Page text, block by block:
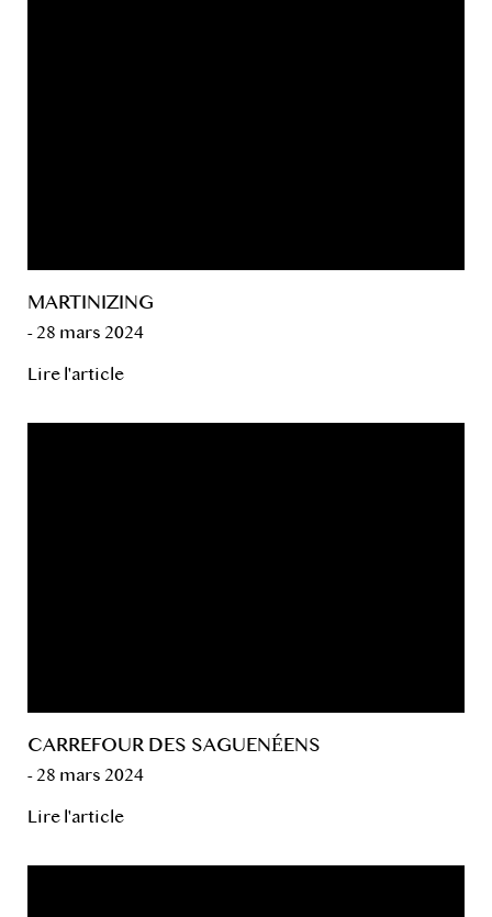
MARTINIZING
- 28 mars 2024
Lire l'article
CARREFOUR DES SAGUENÉENS
- 28 mars 2024
Lire l'article